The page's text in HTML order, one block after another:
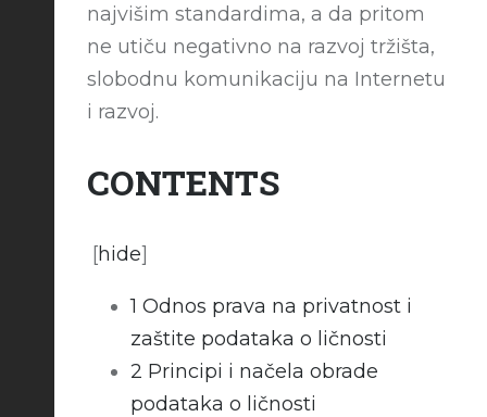
najvišim standardima, a da pritom
ne utiču negativno na razvoj tržišta,
slobodnu komunikaciju na Internetu
i razvoj.
CONTENTS
[hide]
1 Odnos prava na privatnost i
zaštite podataka o ličnosti
2 Principi i načela obrade
podataka o ličnosti